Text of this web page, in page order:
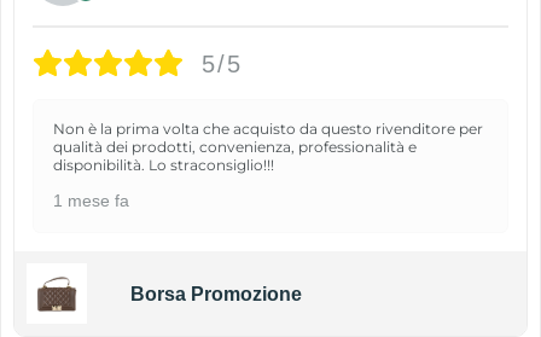
5/5
Non è la prima volta che acquisto da questo rivenditore per
qualità dei prodotti, convenienza, professionalità e
disponibilità. Lo straconsiglio!!!
1 mese fa
Borsa Promozione